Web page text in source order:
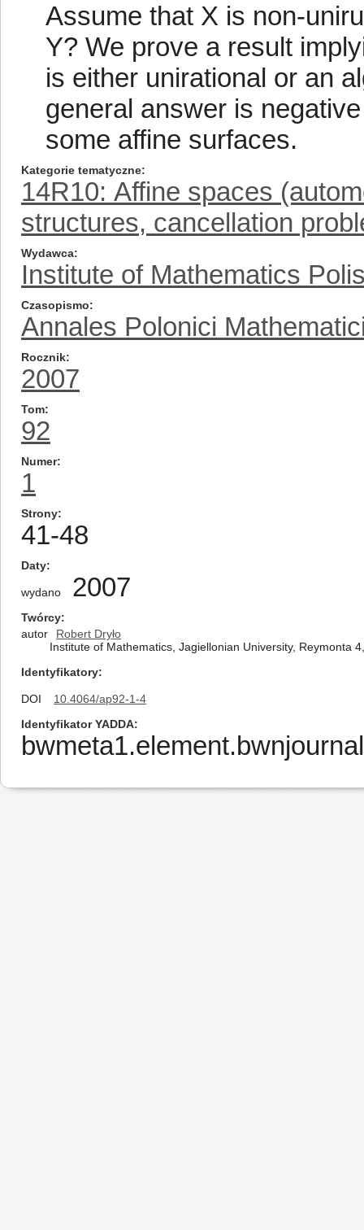
Assume that X is non-
Y? We prove a result
is either unirational or an
general answer is
some affine surfaces.
Kategorie tematyczne
14R10: Affine spaces
structures, cancellation
Wydawca
Institute of Mathematics
Czasopismo
Annales Polonici
Rocznik
2007
Tom
92
Numer
1
Strony
41-48
Daty
wydano 2007
Twórcy
autor
Robert Dryło
Institute of Mathematics, Jagiellonian University, Reymonta
Identyfikatory
DOI
10.4064/ap92-1-4
Identyfikator YADDA